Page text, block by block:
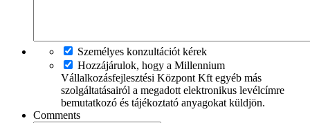
Személyes konzultációt kérek
Hozzájárulok, hogy a Millennium
Vállalkozásfejlesztési Központ Kft egyéb más
szolgáltatásairól a megadott elektronikus levélcímre
bemutatkozó és tájékoztató anyagokat küldjön.
Comments